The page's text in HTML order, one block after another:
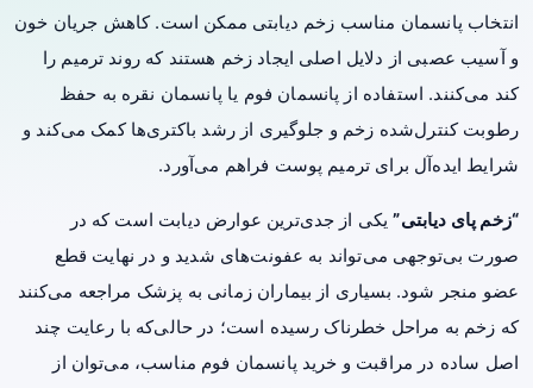
انتخاب پانسمان مناسب زخم دیابتی ممکن است. کاهش جریان خون
و آسیب عصبی از دلایل اصلی ایجاد زخم هستند که روند ترمیم را
کند می‌کنند. استفاده از پانسمان فوم یا پانسمان نقره به حفظ
رطوبت کنترل‌شده زخم و جلوگیری از رشد باکتری‌ها کمک می‌کند و
شرایط ایده‌آل برای ترمیم پوست فراهم می‌آورد.
“زخم پای دیابتی”یکی از جدی‌ترین عوارض دیابت است که در
صورت بی‌توجهی می‌تواند به عفونت‌های شدید و در نهایت قطع
عضو منجر شود. بسیاری از بیماران زمانی به پزشک مراجعه می‌کنند
که زخم به مراحل خطرناک رسیده است؛ در حالی‌که با رعایت چند
اصل ساده در مراقبت و خرید پانسمان فوم مناسب، می‌توان از